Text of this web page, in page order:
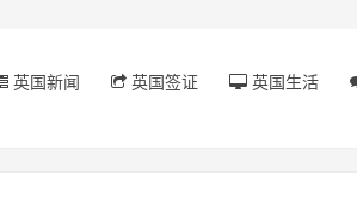
英国新闻 英国签证 英国生活